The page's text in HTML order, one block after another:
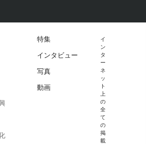
特集
インタビュー
写真
動画
イ
ン
タ
ー
ネ
ッ
ト
上
の
全
て
の
掲
載